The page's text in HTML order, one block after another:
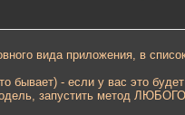
вида приложения, в
бывает) - если у вас это
запустить метод